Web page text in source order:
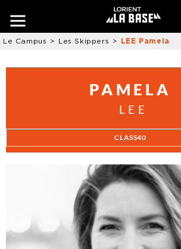
Le Campus Les Skippers LEE Pamela
PAMELA
LEE
CLASS40